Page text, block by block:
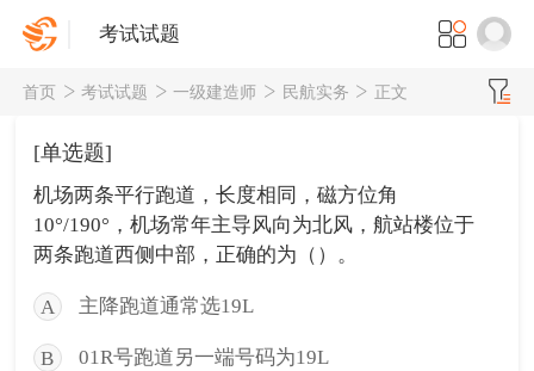
考试试题
首页 考试试题 一级建造师 民航实务 正文
[单选题]
机场两条平行跑道，长度相同，磁方位角
10°/190°，机场常年主导风向为北风，航站楼位于
两条跑道西侧中部，正确的为（）。
A 主降跑道通常选19L
B 01R号跑道另一端号码为19L